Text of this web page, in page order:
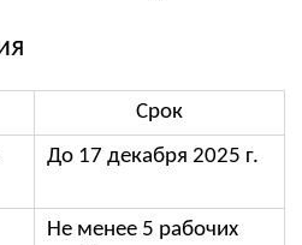
Срок
До 17 декабря 2025 г.
Не менее 5 рабочих